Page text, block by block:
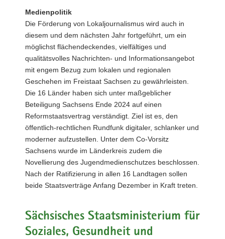
Medienpolitik
Die Förderung von Lokaljournalismus wird auch in
diesem und dem nächsten Jahr fortgeführt, um ein
möglichst flächendeckendes, vielfältiges und
qualitätsvolles Nachrichten- und Informationsangebot
mit engem Bezug zum lokalen und regionalen
Geschehen im Freistaat Sachsen zu gewährleisten.
Die 16 Länder haben sich unter maßgeblicher
Beteiligung Sachsens Ende 2024 auf einen
Reformstaatsvertrag verständigt. Ziel ist es, den
öffentlich-rechtlichen Rundfunk digitaler, schlanker und
moderner aufzustellen. Unter dem Co-Vorsitz
Sachsens wurde im Länderkreis zudem die
Novellierung des Jugendmedienschutzes beschlossen.
Nach der Ratifizierung in allen 16 Landtagen sollen
beide Staatsverträge Anfang Dezember in Kraft treten.
Sächsisches Staatsministerium für
Soziales, Gesundheit und